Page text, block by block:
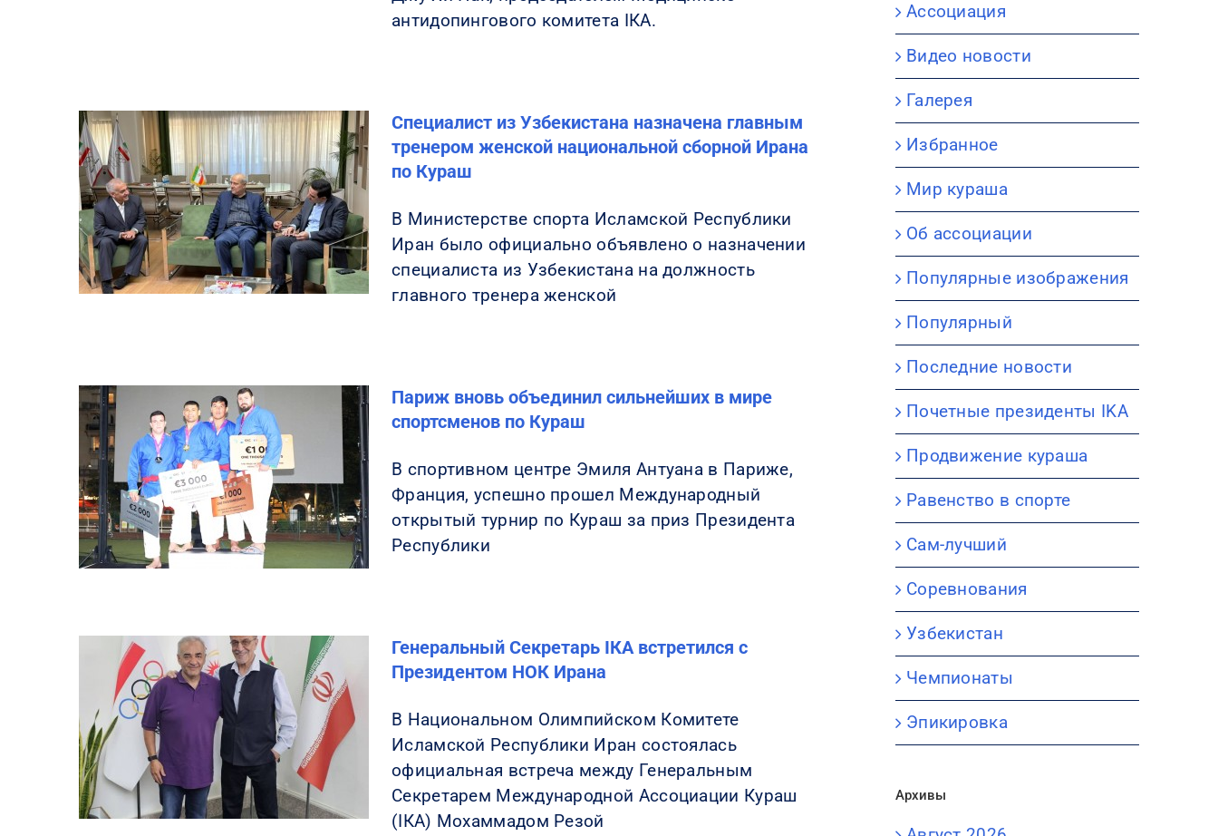
антидопингового комитета IКА.
Специалист из Узбекистана назначена главным
тренером женской национальной сборной Ирана
по Кураш
В Министерстве спорта Исламской Республики
Иран было официально объявлено о назначении
специалиста из Узбекистана на должность
главного тренера женской
Париж вновь объединил сильнейших в мире
спортсменов по Кураш
В спортивном центре Эмиля Антуана в Париже,
Франция, успешно прошел Международный
открытый турнир по Кураш за приз Президента
Республики
Генеральный Секретарь IКА встретился с
Президентом НОК Ирана
В Национальном Олимпийском Комитете
Исламской Республики Иран состоялась
официальная встреча между Генеральным
Секретарем Международной Ассоциации Кураш
(IКА) Мохаммадом Резой
Ассоциация
Видео новости
Галерея
Избранное
Мир кураша
Об ассоциации
Популярные изображения
Популярный
Последние новости
Почетные президенты IKA
Продвижение кураша
Равенство в спорте
Сам-лучший
Соревнования
Узбекистан
Чемпионаты
Эпикировка
Архивы